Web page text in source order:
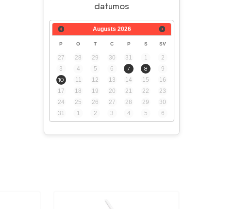
datumos
Augusts 2026
P O T C P S SV
27 28 29 30 31 1
2
3
4 5 6 7 8
9
10
11 12 13 14 15
16
17
18 19 20 21 22
23
24
25 26 27 28 29
30
31
1 2 3 4 5 6